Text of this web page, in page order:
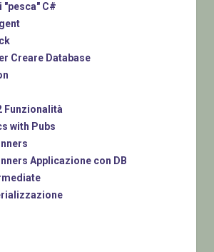
"pesca" C#
Creare Database
Funzionalità
with Pubs
Applicazione con DB